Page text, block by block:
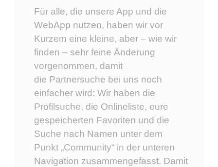
Für alle, die unsere App und die
WebApp nutzen, haben wir vor
Kurzem eine kleine, aber – wie wir
finden – sehr feine Änderung
vorgenommen, damit
die Partnersuche bei uns noch
einfacher wird: Wir haben die
Profilsuche, die Onlineliste, eure
gespeicherten Favoriten und die
Suche nach Namen unter dem
Punkt „Community“ in der unteren
Navigation zusammengefasst. Damit